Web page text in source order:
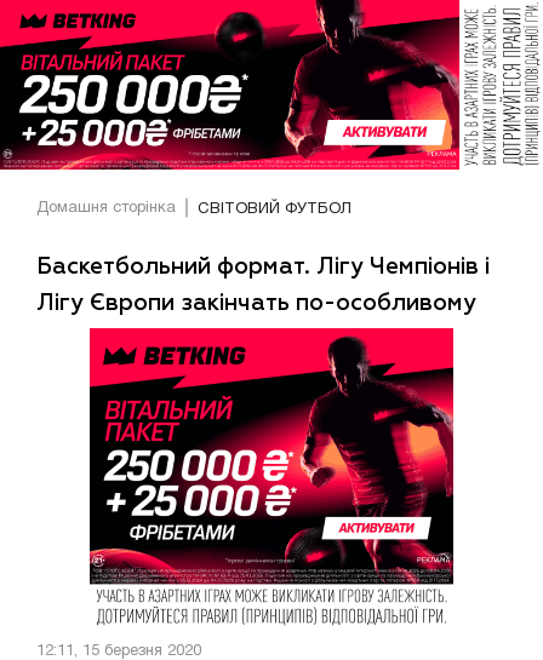
Домашня сторінка СВІТОВИЙ ФУТБОЛ
Баскетбольний формат. Лігу Чемпіонів і
Лігу Європи закінчать по-особливому
12:11, 15 березня 2020